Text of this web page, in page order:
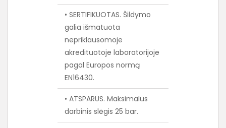
• SERTIFIKUOTAS. Šildymo
galia išmatuota
nepriklausomoje
akredituotoje laboratorijoje
pagal Europos normą
EN16430.
• ATSPARUS. Maksimalus
darbinis slėgis 25 bar.